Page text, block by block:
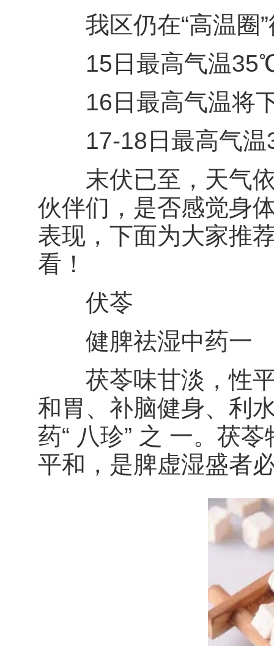
我区仍在“高温圈”
15日最高气温
16日最高气温将
17-18日最高气温
末伏已至，天气依
伙伴们，是否感觉身
表现，下面为大家推
看！
伏苓
健脾祛湿中药一
茯苓味甘淡，性平
和胃、补脑健身、利
药“ 八珍” 之 一。茯
平和，是脾虚湿盛者